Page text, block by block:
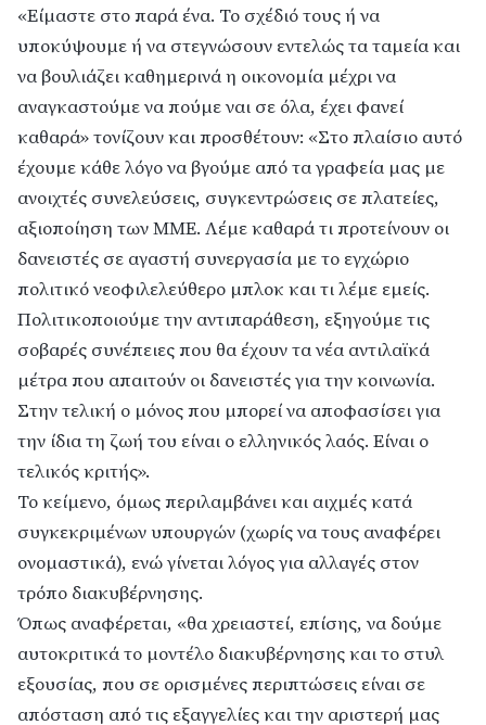
«Είμαστε στο παρά ένα. Το σχέδιό τους ή να
υποκύψουμε ή να στεγνώσουν εντελώς τα ταμεία και
να βουλιάζει καθημερινά η οικονομία μέχρι να
αναγκαστούμε να πούμε ναι σε όλα, έχει φανεί
καθαρά» τονίζουν και προσθέτουν: «Στο πλαίσιο αυτό
έχουμε κάθε λόγο να βγούμε από τα γραφεία μας με
ανοιχτές συνελεύσεις, συγκεντρώσεις σε πλατείες,
αξιοποίηση των ΜΜΕ. Λέμε καθαρά τι προτείνουν οι
δανειστές σε αγαστή συνεργασία με το εγχώριο
πολιτικό νεοφιλελεύθερο μπλοκ και τι λέμε εμείς.
Πολιτικοποιούμε την αντιπαράθεση, εξηγούμε τις
σοβαρές συνέπειες που θα έχουν τα νέα αντιλαϊκά
μέτρα που απαιτούν οι δανειστές για την κοινωνία.
Στην τελική ο μόνος που μπορεί να αποφασίσει για
την ίδια τη ζωή του είναι ο ελληνικός λαός. Είναι ο
τελικός κριτής».
Το κείμενο, όμως περιλαμβάνει και αιχμές κατά
συγκεκριμένων υπουργών (χωρίς να τους αναφέρει
ονομαστικά), ενώ γίνεται λόγος για αλλαγές στον
τρόπο διακυβέρνησης.
Όπως αναφέρεται, «θα χρειαστεί, επίσης, να δούμε
αυτοκριτικά το μοντέλο διακυβέρνησης και το στυλ
εξουσίας, που σε ορισμένες περιπτώσεις είναι σε
απόσταση από τις εξαγγελίες και την αριστερή μας